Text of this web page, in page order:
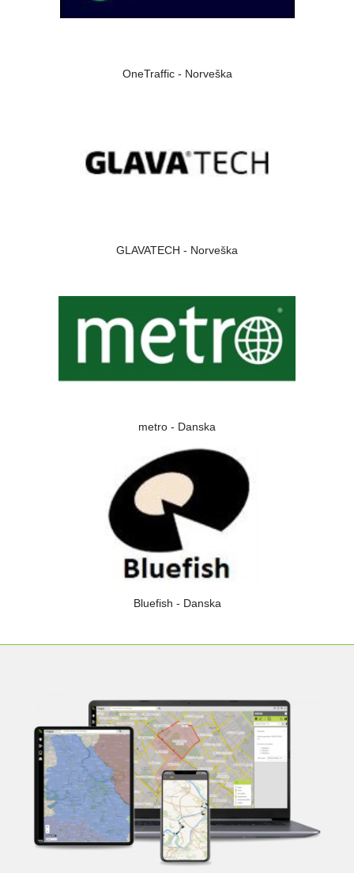
OneTraffic - Norveška
GLAVATECH - Norveška
metro - Danska
Bluefish - Danska